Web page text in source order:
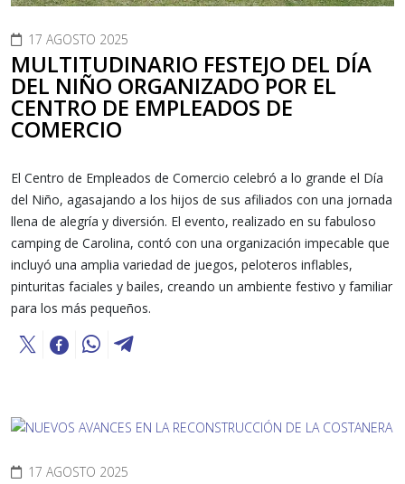
17 AGOSTO 2025
MULTITUDINARIO FESTEJO DEL DÍA
DEL NIÑO ORGANIZADO POR EL
CENTRO DE EMPLEADOS DE
COMERCIO
El Centro de Empleados de Comercio celebró a lo grande el Día
del Niño, agasajando a los hijos de sus afiliados con una jornada
llena de alegría y diversión. El evento, realizado en su fabuloso
camping de Carolina, contó con una organización impecable que
incluyó una amplia variedad de juegos, peloteros inflables,
pinturitas faciales y bailes, creando un ambiente festivo y familiar
para los más pequeños.
17 AGOSTO 2025